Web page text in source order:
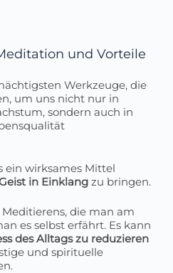
und Vorteile
Werkzeuge, die
um uns nicht nur in
sondern auch in
ein wirksames Mittel
in Einklang zu bringen.
die man am
es selbst erfährt. Es kann
des Alltags zu reduzieren
und spirituelle